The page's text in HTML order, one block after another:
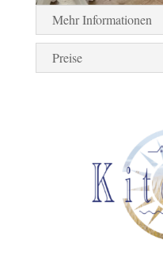
Mehr Informationen
Preise